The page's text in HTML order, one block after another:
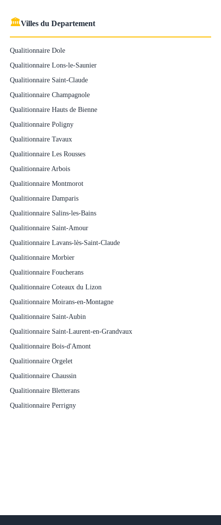
🏛Villes du Departement
Qualitionnaire Dole
Qualitionnaire Lons-le-Saunier
Qualitionnaire Saint-Claude
Qualitionnaire Champagnole
Qualitionnaire Hauts de Bienne
Qualitionnaire Poligny
Qualitionnaire Tavaux
Qualitionnaire Les Rousses
Qualitionnaire Arbois
Qualitionnaire Montmorot
Qualitionnaire Damparis
Qualitionnaire Salins-les-Bains
Qualitionnaire Saint-Amour
Qualitionnaire Lavans-lès-Saint-Claude
Qualitionnaire Morbier
Qualitionnaire Foucherans
Qualitionnaire Coteaux du Lizon
Qualitionnaire Moirans-en-Montagne
Qualitionnaire Saint-Aubin
Qualitionnaire Saint-Laurent-en-Grandvaux
Qualitionnaire Bois-d'Amont
Qualitionnaire Orgelet
Qualitionnaire Chaussin
Qualitionnaire Bletterans
Qualitionnaire Perrigny